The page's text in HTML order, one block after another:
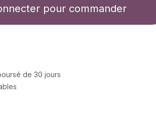
pour commander
de 30 jours